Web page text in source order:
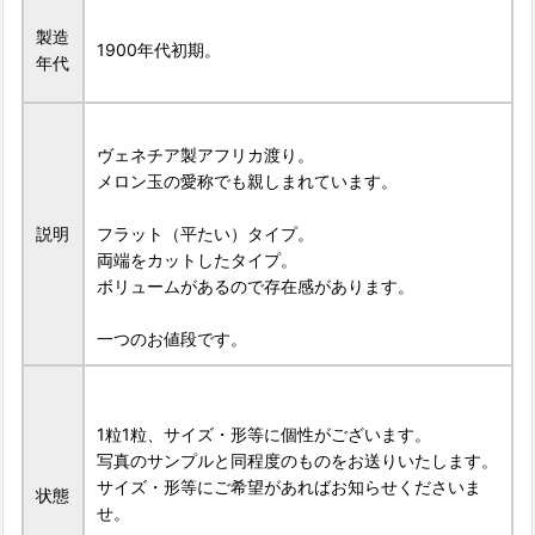
製造
年代
1900年代初期。
説明
ヴェネチア製アフリカ渡り。
メロン玉の愛称でも親しまれています。
フラット（平たい）タイプ。
両端をカットしたタイプ。
ボリュームがあるので存在感があります。
一つのお値段です。
状態
1粒1粒、サイズ・形等に個性がございます。
写真のサンプルと同程度のものをお送りいたします。
サイズ・形等にご希望があればお知らせくださいま
せ。